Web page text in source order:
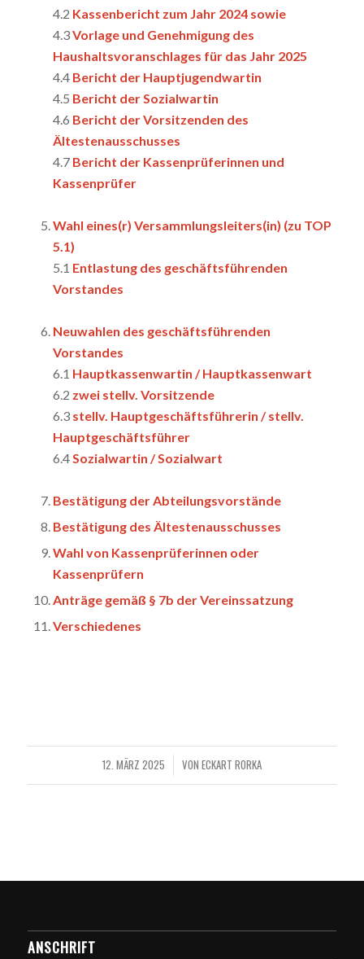
4.2 Kassenbericht zum Jahr 2024 sowie
4.3Vorlage und Genehmigung des
Haushaltsvoranschlages für das Jahr 2025
4.4 Bericht der Hauptjugendwartin
4.5 Bericht der Sozialwartin
4.6 Bericht der Vorsitzenden des
Ältestenausschusses
4.7Bericht der Kassenprüferinnen und
Kassenprüfer
Wahl eines(r) Versammlungsleiters(in) (zu TOP
5.1)
5.1 Entlastung des geschäftsführenden
Vorstandes
Neuwahlen des geschäftsführenden
Vorstandes
6.1 Hauptkassenwartin / Hauptkassenwart
6.2 zwei stellv. Vorsitzende
6.3 stellv. Hauptgeschäftsführerin / stellv.
Hauptgeschäftsführer
6.4Sozialwartin / Sozialwart
Bestätigung der Abteilungsvorstände
Bestätigung des Ältestenausschusses
Wahl von Kassenprüferinnen oder
Kassenprüfern
Anträge gemäß § 7b der Vereinssatzung
Verschiedenes
12. MÄRZ 2025
/ VON ECKART RORKA
ANSCHRIFT